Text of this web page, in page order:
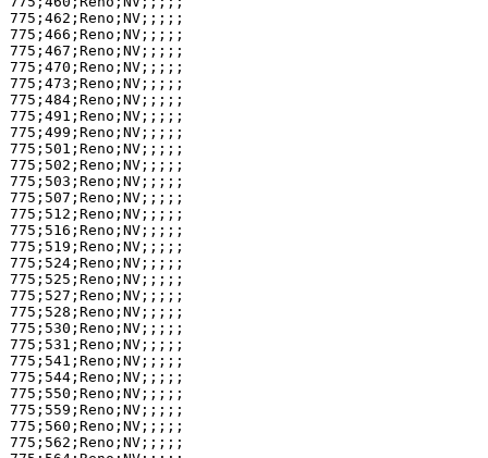
775;462;Reno;NV;;;;;
775;466;Reno;NV;;;;;
775;467;Reno;NV;;;;;
775;470;Reno;NV;;;;;
775;473;Reno;NV;;;;;
775;484;Reno;NV;;;;;
775;491;Reno;NV;;;;;
775;499;Reno;NV;;;;;
775;501;Reno;NV;;;;;
775;502;Reno;NV;;;;;
775;503;Reno;NV;;;;;
775;507;Reno;NV;;;;;
775;512;Reno;NV;;;;;
775;516;Reno;NV;;;;;
775;519;Reno;NV;;;;;
775;524;Reno;NV;;;;;
775;525;Reno;NV;;;;;
775;527;Reno;NV;;;;;
775;528;Reno;NV;;;;;
775;530;Reno;NV;;;;;
775;531;Reno;NV;;;;;
775;541;Reno;NV;;;;;
775;544;Reno;NV;;;;;
775;550;Reno;NV;;;;;
775;559;Reno;NV;;;;;
775;560;Reno;NV;;;;;
775;562;Reno;NV;;;;;